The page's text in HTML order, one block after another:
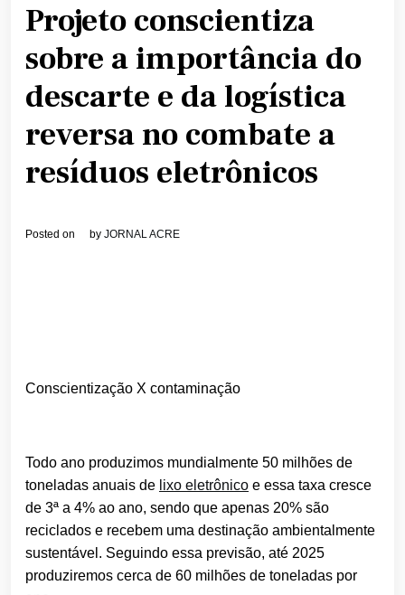
Projeto conscientiza
sobre a importância do
descarte e da logística
reversa no combate a
resíduos eletrônicos
Posted on by JORNAL ACRE
Conscientização X contaminação
Todo ano produzimos mundialmente 50 milhões de
toneladas anuais de lixo eletrônico e essa taxa cresce
de 3ª a 4% ao ano, sendo que apenas 20% são
reciclados e recebem uma destinação ambientalmente
sustentável. Seguindo essa previsão, até 2025
produziremos cerca de 60 milhões de toneladas por